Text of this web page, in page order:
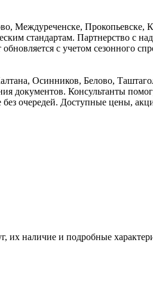
Междуреченске,
стандартам. Партнерство с
с учетом сезонного
Осинников, Белово,
документов. Консультанты
без очередей. Доступные цены,
наличие и подробные